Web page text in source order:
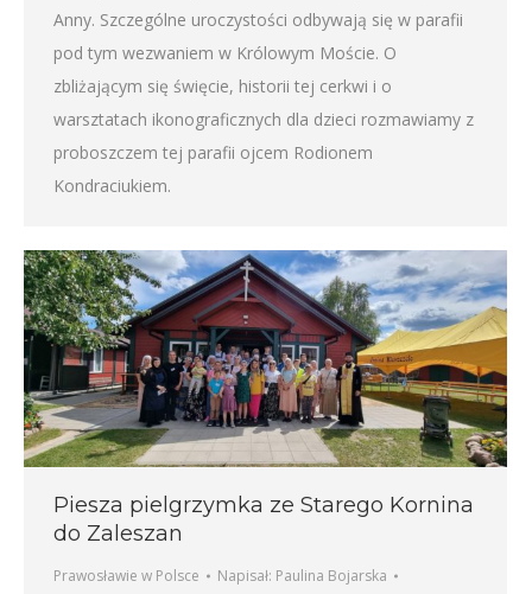
Anny. Szczególne uroczystości odbywają się w parafii
pod tym wezwaniem w Królowym Moście. O
zbliżającym się święcie, historii tej cerkwi i o
warsztatach ikonograficznych dla dzieci rozmawiamy z
proboszczem tej parafii ojcem Rodionem
Kondraciukiem.
Piesza pielgrzymka ze Starego Kornina
do Zaleszan
Prawosławie w Polsce Napisał: Paulina Bojarska